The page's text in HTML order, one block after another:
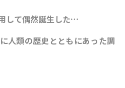
して偶然誕生した…
人類の歴史とともにあった調